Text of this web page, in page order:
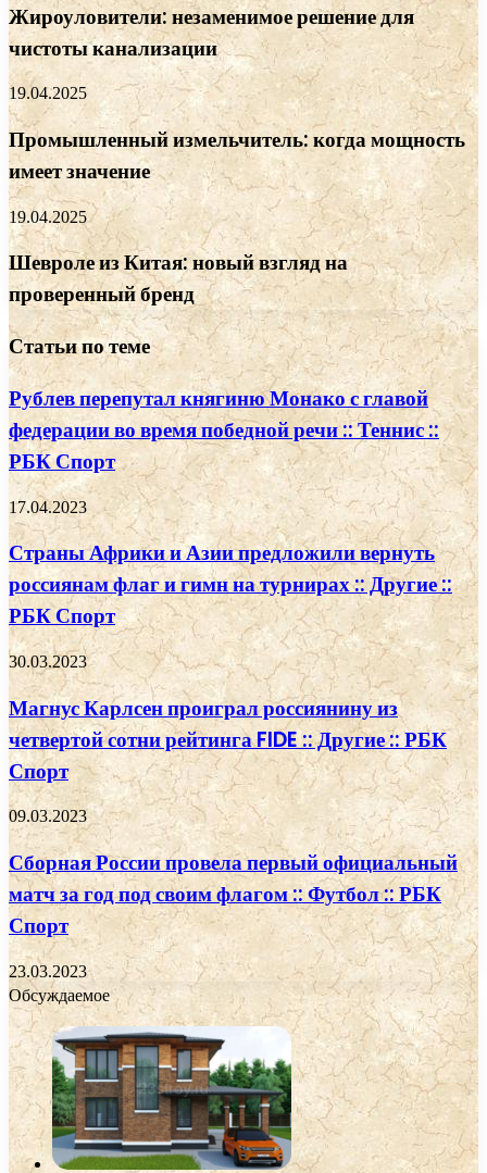
Жироуловители: незаменимое решение для
чистоты канализации
19.04.2025
Промышленный измельчитель: когда мощность
имеет значение
19.04.2025
Шевроле из Китая: новый взгляд на
проверенный бренд
Статьи по теме
Рублев перепутал княгиню Монако с главой
федерации во время победной речи :: Теннис ::
РБК Спорт
17.04.2023
Страны Африки и Азии предложили вернуть
россиянам флаг и гимн на турнирах :: Другие ::
РБК Спорт
30.03.2023
Магнус Карлсен проиграл россиянину из
четвертой сотни рейтинга FIDE :: Другие :: РБК
Спорт
09.03.2023
Сборная России провела первый официальный
матч за год под своим флагом :: Футбол :: РБК
Спорт
23.03.2023
Обсуждаемое